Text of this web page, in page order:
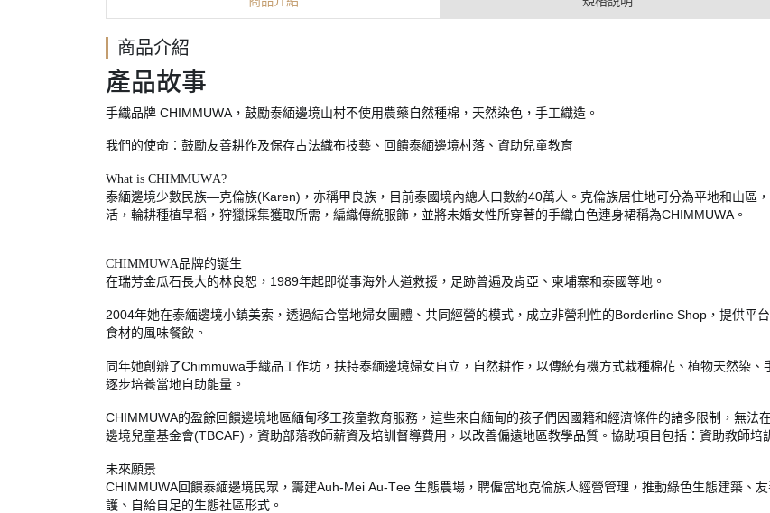
商品介紹
產品故事
手織品牌 CHIMMUWA，鼓勵泰緬邊境山村不使用農藥自然種棉，天然染色，手工織造。
我們的使命：鼓勵友善耕作及保存古法織布技藝、回饋泰緬邊境村落、資助兒童教育
What is CHIMMUWA?
泰緬邊境少數民族—克倫族(Karen) ，亦稱甲良族，目前泰國境內總人口數約40萬人。克倫族居住地可分為平地和山區
活，輪耕種植旱稻，狩獵採集獲取所需，編織傳統服飾，並將未婚女性所穿著的手織白色連身裙稱為CHIMMUWA。
CHIMMUWA品牌的誕生
在瑞芳金瓜石長大的林良恕， 1989年起即從事海外人道救援，足跡曾遍及肯亞、柬埔寨和泰國等地。
2004年她在泰緬邊境小鎮美索，透過結合當地婦女團體、共同經營的模式，成立非營利性的Borderline Shop ，提供平
食材的風味餐飲。
同年她創辦了Chimmuwa手織品工作坊，扶持泰緬邊境婦女自立，自然耕作，以傳統有機方式栽種棉花、植物天然染
逐步培養當地自助能量。
CHIMMUWA的盈餘回饋邊境地區緬甸移工孩童教育服務，這些來自緬甸的孩子們因國籍和經濟條件的諸多限制，無法
邊境兒童基金會(TBCAF) ，資助部落教師薪資及培訓督導費用，以改善偏遠地區教學品質。協助項目包括：資助教師培
未來願景
CHIMMUWA回饋泰緬邊境民眾，籌建Auh-Mei Au-Tee 生態農場，聘僱當地克倫族人經營管理，推動綠色生態建築、
護、自給自足的生態社區形式。